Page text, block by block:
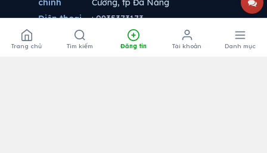
chính
Cường, tp Đà Nẵng
Điện thoại
: 0935373173
: www.imuabanbds.vn
Email
: imuabanbds@gmail.com
Trang chủ Tìm kiếm Đăng tin Tài khoản Danh mục